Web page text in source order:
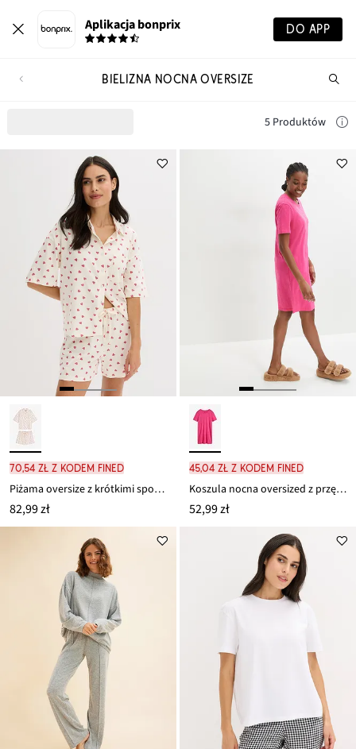
Aplikacja bonprix DO APP
BIELIZNA NOCNA OVERSIZE
5 Produktów
70,54 zł z kodem FINED
Piżama oversize z krótkimi spodenkami z przędzy slub
82,99 zł
45,04 zł z kodem FINED
Koszula nocna oversized z przędzy mieszankowej
52,99 zł